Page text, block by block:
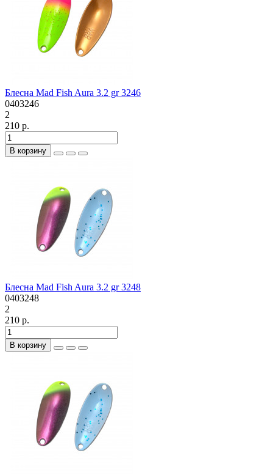
Блесна Mad Fish Aura 3.2 gr 3246
0403246
2
210 р.
В корзину
Блесна Mad Fish Aura 3.2 gr 3248
0403248
2
210 р.
В корзину